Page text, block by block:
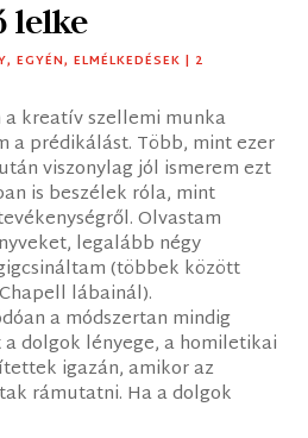
lelke
,EGYÉN,ELMÉLKEDÉSEK | 2
a kreatív szellemi munka
prédikálást. Több, mint ezer
viszonylag jól ismerem ezt
is beszélek róla, mint
Olvastam
legalább négy
(többek között
lábainál).
a módszertan mindig
dolgok lényege, a homiletikai
igazán, amikor az
rámutatni. Ha a dolgok